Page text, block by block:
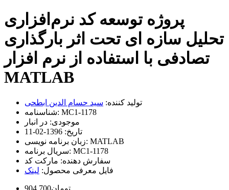
پروژه توسعه کد نرم‌افزاری
تحلیل سازه‌ ای تحت اثر بارگذاری
تصادفی با استفاده از نرم افزار
MATLAB
تولید کننده: سید حسام الدین ابطحی
شناسنامه: MC1-1178
موجودی: در انبار
تاریخ: 1396-02-11
زبان برنامه نویسی: MATLAB
سریال برنامه: MC1-1178
سفارش دهنده: مارکت کد
فایل معرفی محصول: لینک